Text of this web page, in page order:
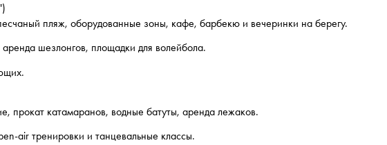
пляж, оборудованные зоны, кафе, барбекю и вечеринки на берегу.
шезлонгов, площадки для волейбола.
прокат катамаранов, водные батуты, аренда лежаков.
air тренировки и танцевальные классы.